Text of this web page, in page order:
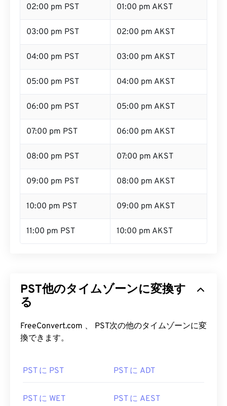
02:00 pm PST 01:00 pm AKST
03:00 pm PST 02:00 pm AKST
04:00 pm PST 03:00 pm AKST
05:00 pm PST 04:00 pm AKST
06:00 pm PST 05:00 pm AKST
07:00 pm PST 06:00 pm AKST
08:00 pm PST 07:00 pm AKST
09:00 pm PST 08:00 pm AKST
10:00 pm PST 09:00 pm AKST
11:00 pm PST 10:00 pm AKST
PST他のタイムゾーンに変換す
る
FreeConvert.com 、 PST次の他のタイムゾーンに変
換できます。
PST に PST PST に ADT
PST に WET PST に AEST